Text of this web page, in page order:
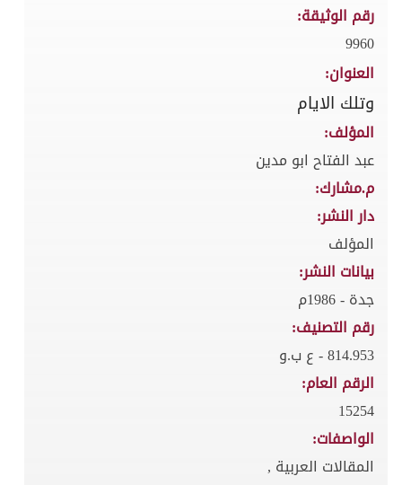
رقم الوثيقة:
9960
العنوان:
وتلك الايام
المؤلف:
عبد الفتاح ابو مدين
م.مشارك:
دار النشر:
المؤلف
بيانات النشر:
جدة - 1986م
رقم التصنيف:
814.953 - ع ب.و
الرقم العام:
15254
الواصفات:
المقالات العربية ,